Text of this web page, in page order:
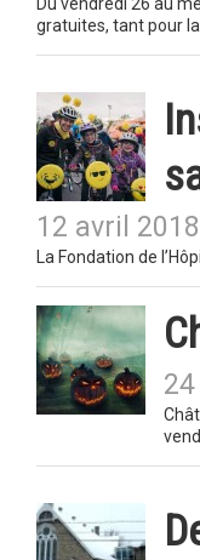
gratuites, tant pour
12 avril 2018
La Fondation de